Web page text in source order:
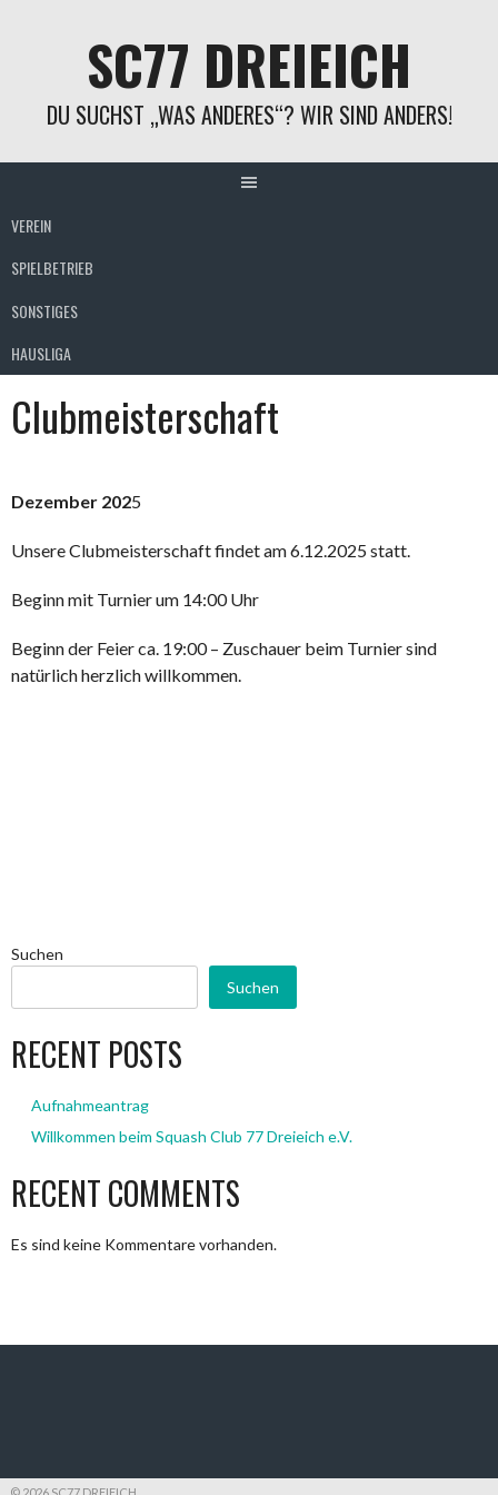
SC77 DREIEICH
DU SUCHST „WAS ANDERES“? WIR SIND ANDERS!
VEREIN
SPIELBETRIEB
SONSTIGES
HAUSLIGA
Clubmeisterschaft
Dezember 2025
Unsere Clubmeisterschaft findet am 6.12.2025 statt.
Beginn mit Turnier um 14:00 Uhr
Beginn der Feier ca. 19:00 – Zuschauer beim Turnier sind
natürlich herzlich willkommen.
Suchen
Suchen
RECENT POSTS
Aufnahmeantrag
Willkommen beim Squash Club 77 Dreieich e.V.
RECENT COMMENTS
Es sind keine Kommentare vorhanden.